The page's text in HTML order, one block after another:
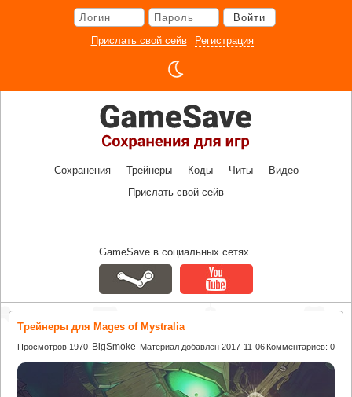
Войти
Прислать свой сейв
Регистрация
Сохранения Трейнеры Коды Читы
Видео
Прислать свой сейв
GameSave в социальных сетях
Трейнеры для Mages of Mystralia
Просмотров 1970 BigSmoke Материал добавлен 2017-11-06 Комментариев: 0